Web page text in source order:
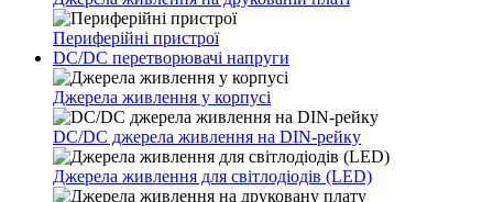
Периферійні пристрої
DC/DC перетворювачі напруги
Джерела живлення у корпусі
DC/DC джерела живлення на DIN-рейку
Джерела живлення для світлодіодів (LED)